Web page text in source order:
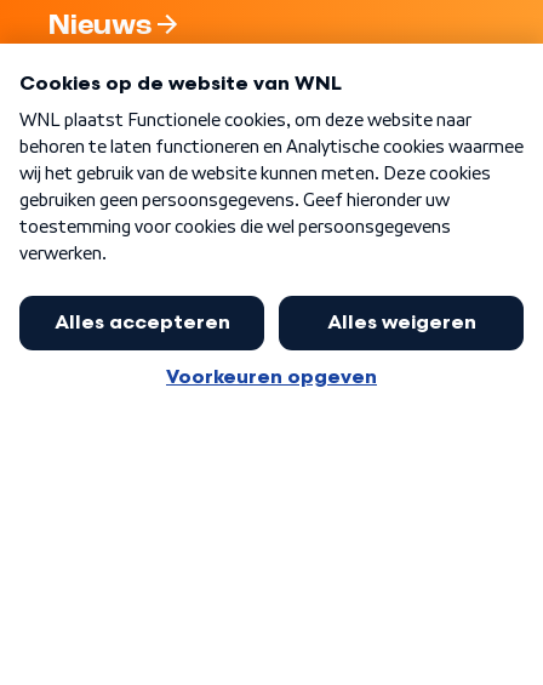
Nieuws
Nieuwsbrief
Word Lid